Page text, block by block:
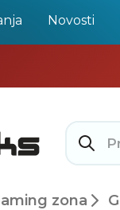
Novosti
zona